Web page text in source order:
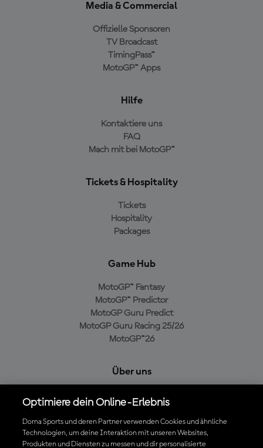
Media & Commercial
Offizielle Sponsoren
TV Broadcast
TimingPass™
MotoGP™ Apps
Hilfe
Kontaktiere uns
FAQ
Mach mit bei MotoGP™
Tickets & Hospitality
Tickets
Hospitality
Packages
Game Hub
MotoGP™ Fantasy
MotoGP™ Predictor
MotoGP Guru Predict
MotoGP Guru Racing 25/26
MotoGP™26
Über uns
Cookie-Richtlinien
Geschäftsbedingungen
Datenschutzrichtlinien
Optimiere dein Online-Erlebnis
Dorna Sports und deren Partner verwenden Cookies und ähnliche
Technologien, um deine Interaktion mit unseren Websites,
Produkten und Diensten zu messen und dir personalisierte